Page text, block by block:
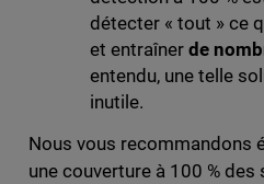
détecter « tout » ce
et entraîner de
entendu, une telle
inutile.
Nous vous recommandons
une couverture à 100 %